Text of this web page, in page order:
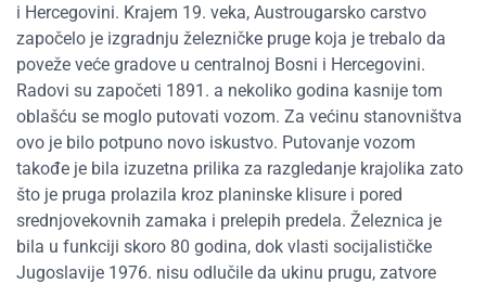
i Hercegovini. Krajem 19. veka, Austrougarsko carstvo
započelo je izgradnju železničke pruge koja je trebalo da
poveže veće gradove u centralnoj Bosni i Hercegovini.
Radovi su započeti 1891. a nekoliko godina kasnije tom
oblašću se moglo putovati vozom. Za većinu stanovništva
ovo je bilo potpuno novo iskustvo. Putovanje vozom
takođe je bila izuzetna prilika za razgledanje krajolika zato
što je pruga prolazila kroz planinske klisure i pored
srednjovekovnih zamaka i prelepih predela. Železnica je
bila u funkciji skoro 80 godina, dok vlasti socijalističke
Jugoslavije 1976. nisu odlučile da ukinu prugu, zatvore